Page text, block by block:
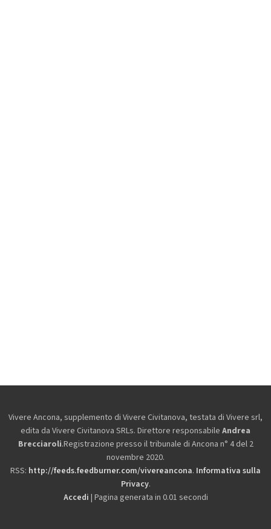
Vivere Ancona, supplemento di Vivere Civitanova, testata di Vivere srl,
edita da Vivere Civitanova SRLs. Direttore responsabile Andrea
Brecciaroli.Registrazione presso il tribunale di Ancona n° 4 del 2
novembre 2020.
RSS: http://feeds.feedburner.com/vivereancona. Informativa sulla
Privacy.
Accedi | Pagina generata in 0.01 secondi